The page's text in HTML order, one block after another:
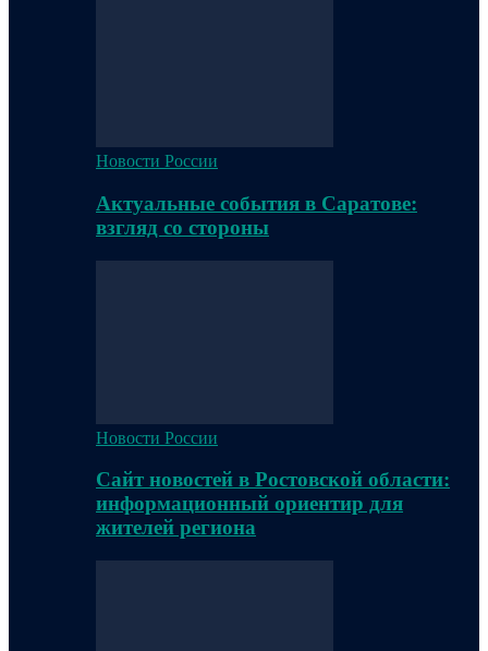
Новости России
Актуальные события в Саратове:
взгляд со стороны
Новости России
Сайт новостей в Ростовской области:
информационный ориентир для
жителей региона